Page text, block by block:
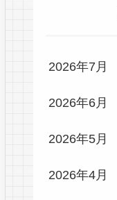
2026年7月
2026年6月
2026年5月
2026年4月